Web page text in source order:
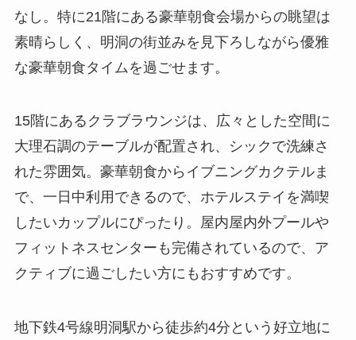
なし。特に21階にある豪華朝食会場からの眺望は
素晴らしく、明洞の街並みを見下ろしながら優雅
な豪華朝食タイムを過ごせます。
15階にあるクラブラウンジは、広々とした空間に
大理石調のテーブルが配置され、シックで洗練さ
れた雰囲気。豪華朝食からイブニングカクテルま
で、一日中利用できるので、ホテルステイを満喫
したいカップルにぴったり。屋内屋内外プールや
フィットネスセンターも完備されているので、ア
クティブに過ごしたい方にもおすすめです。
地下鉄4号線明洞駅から徒歩約4分という好立地に